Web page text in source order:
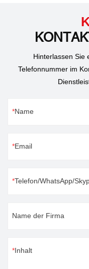
Hinterlassen Sie
Telefonnummer im
Name
Email
Telefon/WhatsApp/
Name der Firma
Inhalt